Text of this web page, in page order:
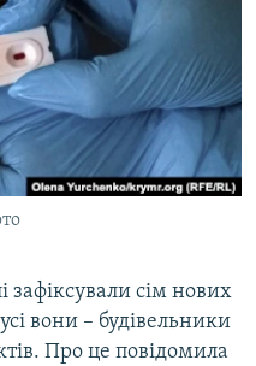
зафіксували сім нових
вони – будівельники
Про це повідомила